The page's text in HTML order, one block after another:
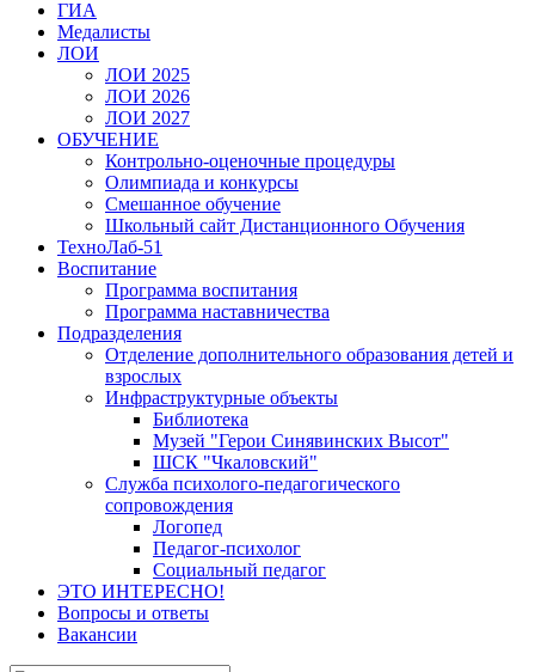
ГИА
Медалисты
ЛОИ
ЛОИ 2025
ЛОИ 2026
ЛОИ 2027
ОБУЧЕНИЕ
Контрольно-оценочные процедуры
Олимпиада и конкурсы
Смешанное обучение
Школьный сайт Дистанционного Обучения
ТехноЛаб-51
Воспитание
Программа воспитания
Программа наставничества
Подразделения
Отделение дополнительного образования детей и
взрослых
Инфраструктурные объекты
Библиотека
Музей "Герои Синявинских Высот"
ШСК "Чкаловский"
Служба психолого-педагогического
сопровождения
Логопед
Педагог-психолог
Социальный педагог
ЭТО ИНТЕРЕСНО!
Вопросы и ответы
Вакансии